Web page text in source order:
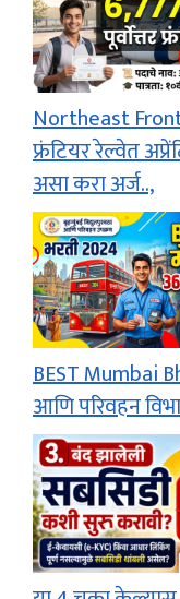
Northeast
फ्रंटियर रेल्वेत
असा करा अर्ज..,
BEST Mumbai
आणि परिवहन